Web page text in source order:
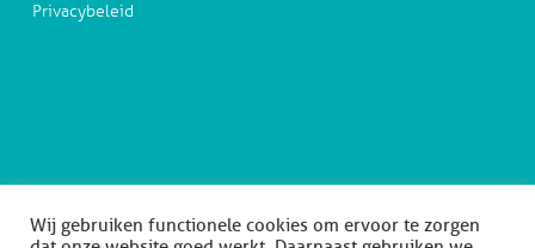
Privacybeleid
Wij gebruiken functionele cookies om ervoor te zorgen